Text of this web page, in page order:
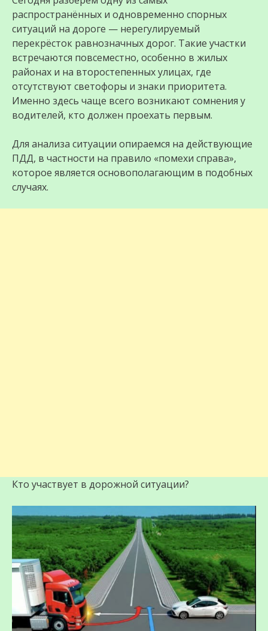
распространённых и одновременно спорных
ситуаций на дороге — нерегулируемый
перекрёсток равнозначных дорог. Такие участки
встречаются повсеместно, особенно в жилых
районах и на второстепенных улицах, где
отсутствуют светофоры и знаки приоритета.
Именно здесь чаще всего возникают сомнения у
водителей, кто должен проехать первым.
Для анализа ситуации опираемся на действующие
ПДД, в частности на правило «помехи справа»,
которое является основополагающим в подобных
случаях.
Кто участвует в дорожной ситуации?